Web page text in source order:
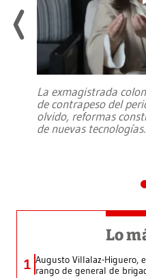
La exmagistrada
de contrapeso del
olvido, reformas
de nuevas tecnologías
Lo
1 Augusto Villalaz-Higuero,
rango de general de